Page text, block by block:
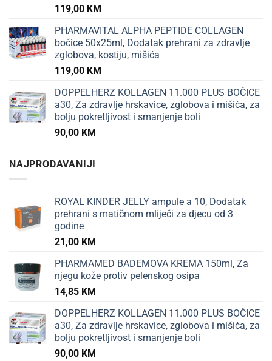
119,00 KM
PHARMAVITAL ALPHA PEPTIDE COLLAGEN
bočice 50x25ml, Dodatak prehrani za zdravlje
zglobova, kostiju, mišića
119,00 KM
DOPPELHERZ KOLLAGEN 11.000 PLUS BOČICE
a30, Za zdravlje hrskavice, zglobova i mišića, za
bolju pokretljivost i smanjenje boli
90,00 KM
NAJPRODAVANIJI
ROYAL KINDER JELLY ampule a 10, Dodatak
prehrani s matičnom mliječi za djecu od 3
godine
21,00 KM
PHARMAMED BADEMOVA KREMA 150ml, Za
njegu kože protiv pelenskog osipa
14,85 KM
DOPPELHERZ KOLLAGEN 11.000 PLUS BOČICE
a30, Za zdravlje hrskavice, zglobova i mišića, za
bolju pokretljivost i smanjenje boli
90,00 KM